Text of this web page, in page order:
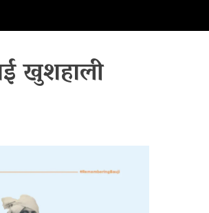
खुशहाली